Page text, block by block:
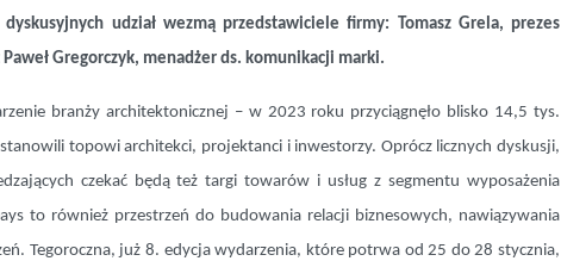
udział wezmą przedstawiciele firmy: Tomasz Grela, prezes
Gregorczyk, menadżer ds. komunikacji marki.
branży architektonicznej – w 2023 roku przyciągnęło blisko 14,5 tys.
topowi architekci, projektanci i inwestorzy. Oprócz licznych dyskusji,
czekać będą też targi towarów i usług z segmentu wyposażenia
to również przestrzeń do budowania relacji biznesowych, nawiązywania
Tegoroczna, już 8. edycja wydarzenia, które potrwa od 25 do 28 stycznia,